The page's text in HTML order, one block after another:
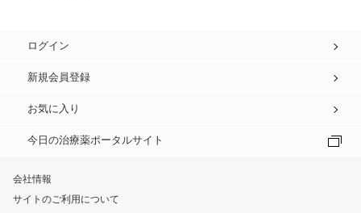
ログイン
新規会員登録
お気に入り
今日の治療薬ポータルサイト
会社情報
サイトのご利用について